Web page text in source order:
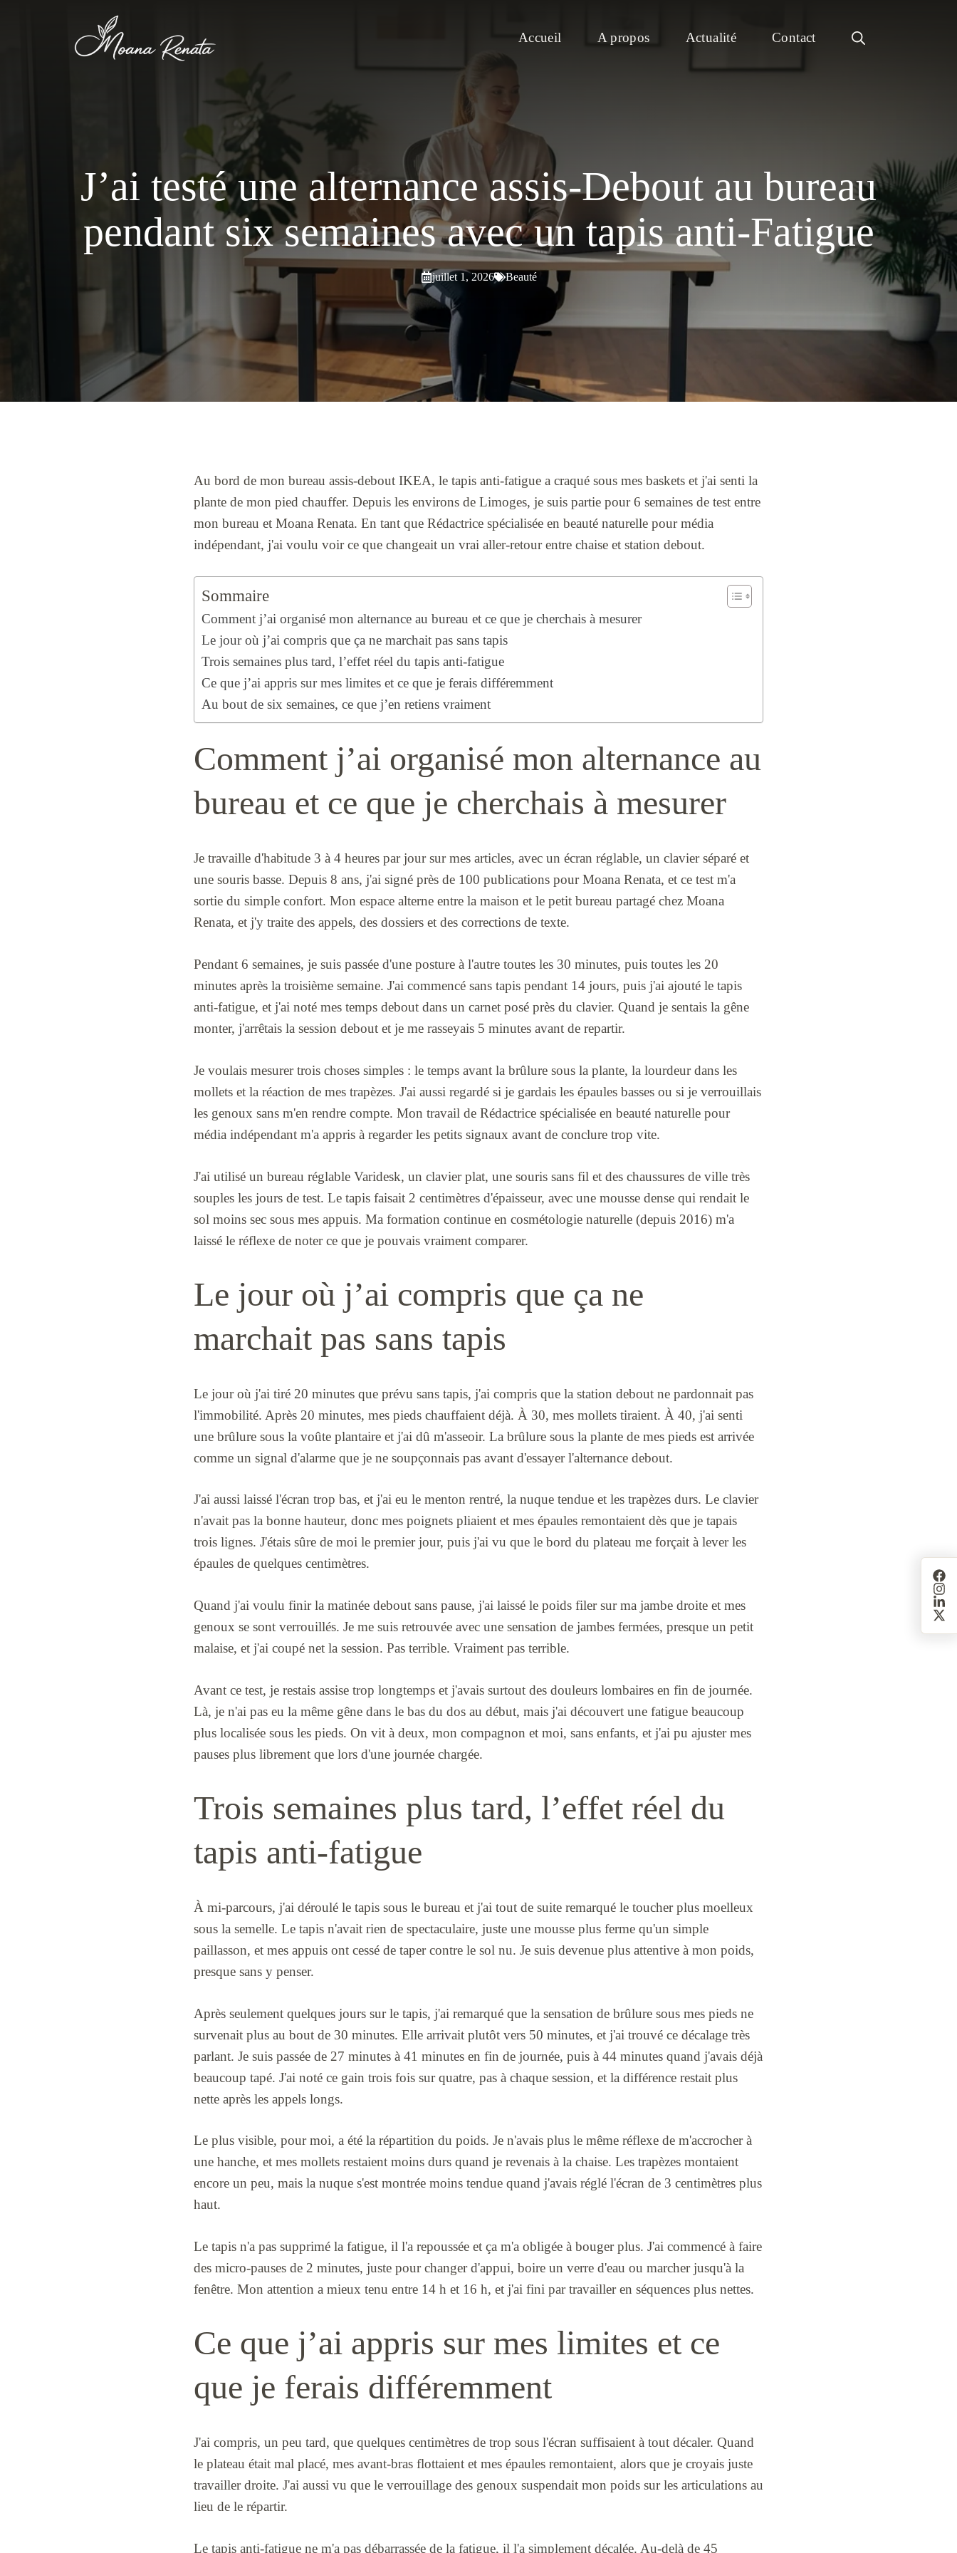
Accueil A propos Actualité Contact
J’ai testé une alternance assis-Debout au bureau
pendant six semaines avec un tapis anti-Fatigue
juillet 1, 2026 Beauté
Au bord de mon bureau assis-debout IKEA, le tapis anti-fatigue a craqué sous mes baskets et j'ai senti la
plante de mon pied chauffer. Depuis les environs de Limoges, je suis partie pour 6 semaines de test entre
mon bureau et Moana Renata. En tant que Rédactrice spécialisée en beauté naturelle pour média
indépendant, j'ai voulu voir ce que changeait un vrai aller-retour entre chaise et station debout.
Sommaire
Comment j’ai organisé mon alternance au bureau et ce que je cherchais à mesurer
Le jour où j’ai compris que ça ne marchait pas sans tapis
Trois semaines plus tard, l’effet réel du tapis anti-fatigue
Ce que j’ai appris sur mes limites et ce que je ferais différemment
Au bout de six semaines, ce que j’en retiens vraiment
Comment j’ai organisé mon alternance au
bureau et ce que je cherchais à mesurer
Je travaille d'habitude 3 à 4 heures par jour sur mes articles, avec un écran réglable, un clavier séparé et
une souris basse. Depuis 8 ans, j'ai signé près de 100 publications pour Moana Renata, et ce test m'a
sortie du simple confort. Mon espace alterne entre la maison et le petit bureau partagé chez Moana
Renata, et j'y traite des appels, des dossiers et des corrections de texte.
Pendant 6 semaines, je suis passée d'une posture à l'autre toutes les 30 minutes, puis toutes les 20
minutes après la troisième semaine. J'ai commencé sans tapis pendant 14 jours, puis j'ai ajouté le tapis
anti-fatigue, et j'ai noté mes temps debout dans un carnet posé près du clavier. Quand je sentais la gêne
monter, j'arrêtais la session debout et je me rasseyais 5 minutes avant de repartir.
Je voulais mesurer trois choses simples : le temps avant la brûlure sous la plante, la lourdeur dans les
mollets et la réaction de mes trapèzes. J'ai aussi regardé si je gardais les épaules basses ou si je verrouillais
les genoux sans m'en rendre compte. Mon travail de Rédactrice spécialisée en beauté naturelle pour
média indépendant m'a appris à regarder les petits signaux avant de conclure trop vite.
J'ai utilisé un bureau réglable Varidesk, un clavier plat, une souris sans fil et des chaussures de ville très
souples les jours de test. Le tapis faisait 2 centimètres d'épaisseur, avec une mousse dense qui rendait le
sol moins sec sous mes appuis. Ma formation continue en cosmétologie naturelle (depuis 2016) m'a
laissé le réflexe de noter ce que je pouvais vraiment comparer.
Le jour où j’ai compris que ça ne
marchait pas sans tapis
Le jour où j'ai tiré 20 minutes que prévu sans tapis, j'ai compris que la station debout ne pardonnait pas
l'immobilité. Après 20 minutes, mes pieds chauffaient déjà. À 30, mes mollets tiraient. À 40, j'ai senti
une brûlure sous la voûte plantaire et j'ai dû m'asseoir. La brûlure sous la plante de mes pieds est arrivée
comme un signal d'alarme que je ne soupçonnais pas avant d'essayer l'alternance debout.
J'ai aussi laissé l'écran trop bas, et j'ai eu le menton rentré, la nuque tendue et les trapèzes durs. Le clavier
n'avait pas la bonne hauteur, donc mes poignets pliaient et mes épaules remontaient dès que je tapais
trois lignes. J'étais sûre de moi le premier jour, puis j'ai vu que le bord du plateau me forçait à lever les
épaules de quelques centimètres.
Quand j'ai voulu finir la matinée debout sans pause, j'ai laissé le poids filer sur ma jambe droite et mes
genoux se sont verrouillés. Je me suis retrouvée avec une sensation de jambes fermées, presque un petit
malaise, et j'ai coupé net la session. Pas terrible. Vraiment pas terrible.
Avant ce test, je restais assise trop longtemps et j'avais surtout des douleurs lombaires en fin de journée.
Là, je n'ai pas eu la même gêne dans le bas du dos au début, mais j'ai découvert une fatigue beaucoup
plus localisée sous les pieds. On vit à deux, mon compagnon et moi, sans enfants, et j'ai pu ajuster mes
pauses plus librement que lors d'une journée chargée.
Trois semaines plus tard, l’effet réel du
tapis anti-fatigue
À mi-parcours, j'ai déroulé le tapis sous le bureau et j'ai tout de suite remarqué le toucher plus moelleux
sous la semelle. Le tapis n'avait rien de spectaculaire, juste une mousse plus ferme qu'un simple
paillasson, et mes appuis ont cessé de taper contre le sol nu. Je suis devenue plus attentive à mon poids,
presque sans y penser.
Après seulement quelques jours sur le tapis, j'ai remarqué que la sensation de brûlure sous mes pieds ne
survenait plus au bout de 30 minutes. Elle arrivait plutôt vers 50 minutes, et j'ai trouvé ce décalage très
parlant. Je suis passée de 27 minutes à 41 minutes en fin de journée, puis à 44 minutes quand j'avais déjà
beaucoup tapé. J'ai noté ce gain trois fois sur quatre, pas à chaque session, et la différence restait plus
nette après les appels longs.
Le plus visible, pour moi, a été la répartition du poids. Je n'avais plus le même réflexe de m'accrocher à
une hanche, et mes mollets restaient moins durs quand je revenais à la chaise. Les trapèzes montaient
encore un peu, mais la nuque s'est montrée moins tendue quand j'avais réglé l'écran de 3 centimètres plus
haut.
Le tapis n'a pas supprimé la fatigue, il l'a repoussée et ça m'a obligée à bouger plus. J'ai commencé à faire
des micro-pauses de 2 minutes, juste pour changer d'appui, boire un verre d'eau ou marcher jusqu'à la
fenêtre. Mon attention a mieux tenu entre 14 h et 16 h, et j'ai fini par travailler en séquences plus nettes.
Ce que j’ai appris sur mes limites et ce
que je ferais différemment
J'ai compris, un peu tard, que quelques centimètres de trop sous l'écran suffisaient à tout décaler. Quand
le plateau était mal placé, mes avant-bras flottaient et mes épaules remontaient, alors que je croyais juste
travailler droite. J'ai aussi vu que le verrouillage des genoux suspendait mon poids sur les articulations au
lieu de le répartir.
Le tapis anti-fatigue ne m'a pas débarrassée de la fatigue, il l'a simplement décalée. Au-delà de 45